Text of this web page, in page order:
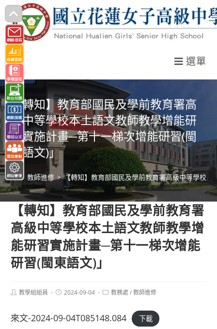
跳
轉
至
主
要
內
容
選單
【轉知】教育部國民及學前教育署高
級中等學校本土語文教師教學增能研
習實施計畫─第十一梯次增能研習(閩
東語文)」
> 教師進修 > 【轉知】教育部國民及學前教育署高級中等學校
【轉知】教育部國民及學前教育署
高級中等學校本土語文教師教學增
能研習實施計畫─第十一梯次增能
研習(閩東語文)」
Post教學組組員
Post2024-09-04
Post教務處 / 教師進修
來文-2024-09-04T085148.084 下載